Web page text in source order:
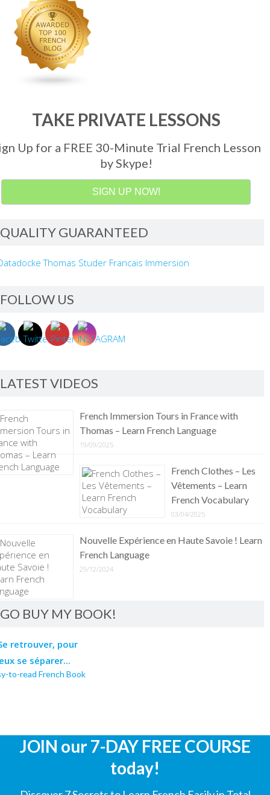
TAKE PRIVATE LESSONS
Up for a FREE 30-Minute Trial French Lesson
by Skype!
SIGN UP NOW!
QUALITY GUARANTEED
FOLLOW US
LATEST VIDEOS
French Immersion Tours in France with
Thomas – Learn French Language
19/09/2025
French Clothes – Les
Vêtements – Learn
French Vocabulary
03/04/2025
Nouvelle Expérience en Haute Savoie ! Learn
French Language
29/12/2024
GO BUY MY BOOK!
to-read French Book
JOIN our 7-DAY FREE COURSE
today!